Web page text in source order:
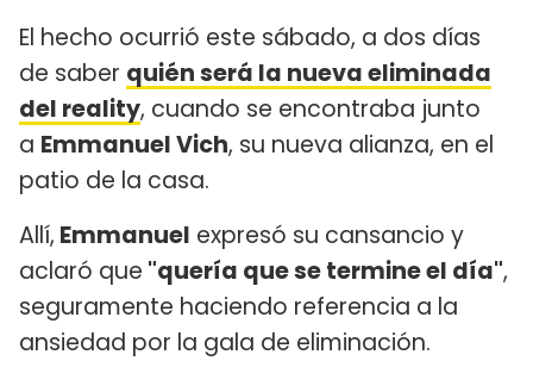
El hecho ocurrió este sábado, a dos días
de saber quién será la nueva eliminada
del reality, cuando se encontraba junto
a Emmanuel Vich, su nueva alianza, en el
patio de la casa.
Allí, Emmanuel expresó su cansancio y
aclaró que "quería que se termine el día",
seguramente haciendo referencia a la
ansiedad por la gala de eliminación.